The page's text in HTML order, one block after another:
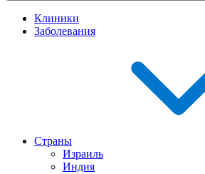
Клиники
Заболевания
Страны
Израиль
Индия